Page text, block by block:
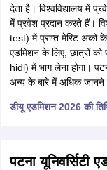
देता है। विश्वविद्यालय में
में प्रवेश प्रदान करते हैं।
test) में प्राप्त मेरिट अंकों
एडमिशन के लिए, छात्रों
hidi) में भाग लेना होगा।
अन्य के बारे में अधिक
डीयू एडमिशन 2026 की
पटना